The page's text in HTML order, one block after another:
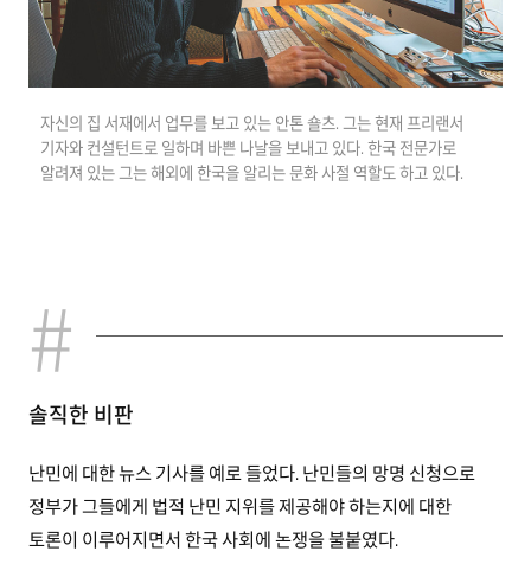
자신의 집 서재에서 업무를 보고 있는 안톤 숄츠. 그는 현재 프리랜서
기자와 컨설턴트로 일하며 바쁜 나날을 보내고 있다. 한국 전문가로
알려져 있는 그는 해외에 한국을 알리는 문화 사절 역할도 하고 있다.
솔직한 비판
난민에 대한 뉴스 기사를 예로 들었다. 난민들의 망명 신청으로
정부가 그들에게 법적 난민 지위를 제공해야 하는지에 대한
토론이 이루어지면서 한국 사회에 논쟁을 불붙였다.